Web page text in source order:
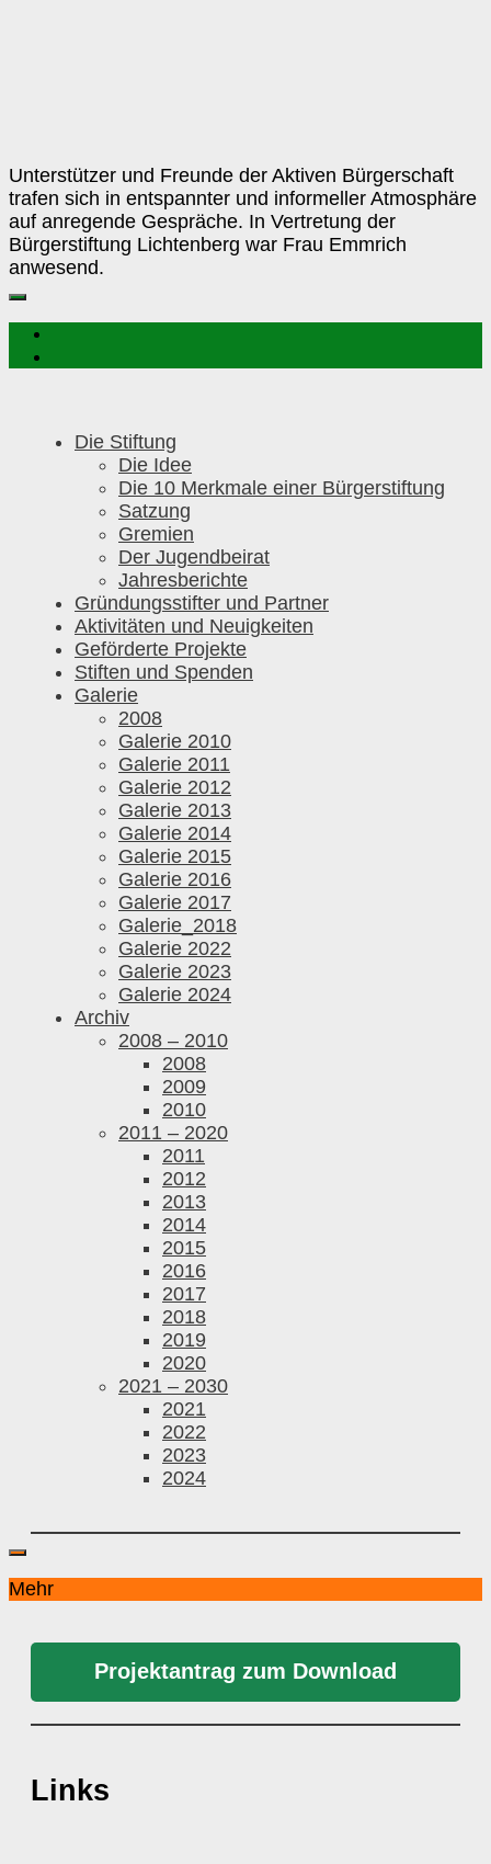
Unterstützer und Freunde der Aktiven Bürgerschaft
trafen sich in entspannter und informeller Atmosphäre
auf anregende Gespräche. In Vertretung der
Bürgerstiftung Lichtenberg war Frau Emmrich
anwesend.
Die Stiftung
Die Idee
Die 10 Merkmale einer Bürgerstiftung
Satzung
Gremien
Der Jugendbeirat
Jahresberichte
Gründungsstifter und Partner
Aktivitäten und Neuigkeiten
Geförderte Projekte
Stiften und Spenden
Galerie
2008
Galerie 2010
Galerie 2011
Galerie 2012
Galerie 2013
Galerie 2014
Galerie 2015
Galerie 2016
Galerie 2017
Galerie_2018
Galerie 2022
Galerie 2023
Galerie 2024
Archiv
2008 – 2010
2008
2009
2010
2011 – 2020
2011
2012
2013
2014
2015
2016
2017
2018
2019
2020
2021 – 2030
2021
2022
2023
2024
Mehr
Projektantrag zum Download
Links